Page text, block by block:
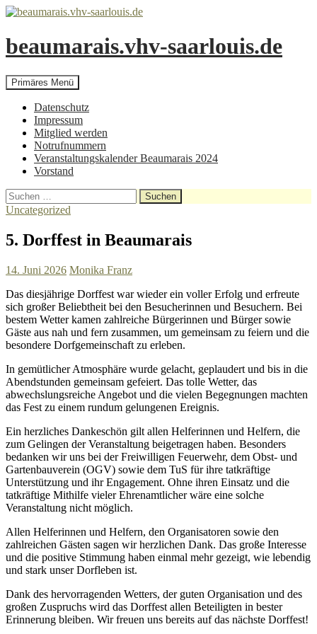
beaumarais.vhv-saarlouis.de
Suchen
Primäres Menü
Inhalt
springen
Datenschutz
Impressum
Mitglied werden
Notrufnummern
Veranstaltungskalender Beaumarais 2024
Vorstand
Suchen
nach:
Uncategorized
5. Dorffest in Beaumarais
14. Juni 2026 Monika Franz
Das diesjährige Dorffest war wieder ein voller Erfolg und erfreute
sich großer Beliebtheit bei den Besucherinnen und Besuchern. Bei
bestem Wetter kamen zahlreiche Bürgerinnen und Bürger sowie
Gäste aus nah und fern zusammen, um gemeinsam zu feiern und die
besondere Dorfgemeinschaft zu erleben.
In gemütlicher Atmosphäre wurde gelacht, geplaudert und bis in die
Abendstunden gemeinsam gefeiert. Das tolle Wetter, das
abwechslungsreiche Angebot und die vielen Begegnungen machten
das Fest zu einem rundum gelungenen Ereignis.
Ein herzliches Dankeschön gilt allen Helferinnen und Helfern, die
zum Gelingen der Veranstaltung beigetragen haben. Besonders
bedanken wir uns bei der Freiwilligen Feuerwehr, dem Obst- und
Gartenbauverein (OGV) sowie dem TuS für ihre tatkräftige
Unterstützung und ihr Engagement. Ohne ihren Einsatz und die
tatkräftige Mithilfe vieler Ehrenamtlicher wäre eine solche
Veranstaltung nicht möglich.
Allen Helferinnen und Helfern, den Organisatoren sowie den
zahlreichen Gästen sagen wir herzlichen Dank. Das große Interesse
und die positive Stimmung haben einmal mehr gezeigt, wie lebendig
und stark unser Dorfleben ist.
Dank des hervorragenden Wetters, der guten Organisation und des
großen Zuspruchs wird das Dorffest allen Beteiligten in bester
Erinnerung bleiben. Wir freuen uns bereits auf das nächste Dorffest!